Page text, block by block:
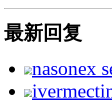
最新回复
nasonex